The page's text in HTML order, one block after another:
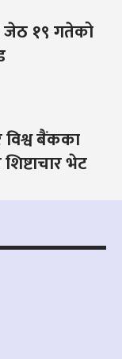
जेठ १९ गतेको
विश्व बैंकका
भेट